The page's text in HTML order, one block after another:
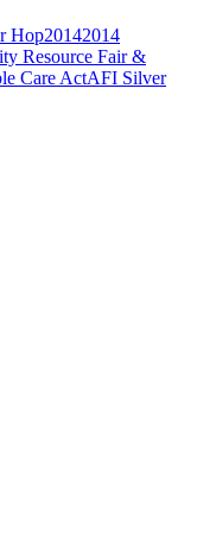
Hop20142014
Resource Fair &
Care ActAFI Silver